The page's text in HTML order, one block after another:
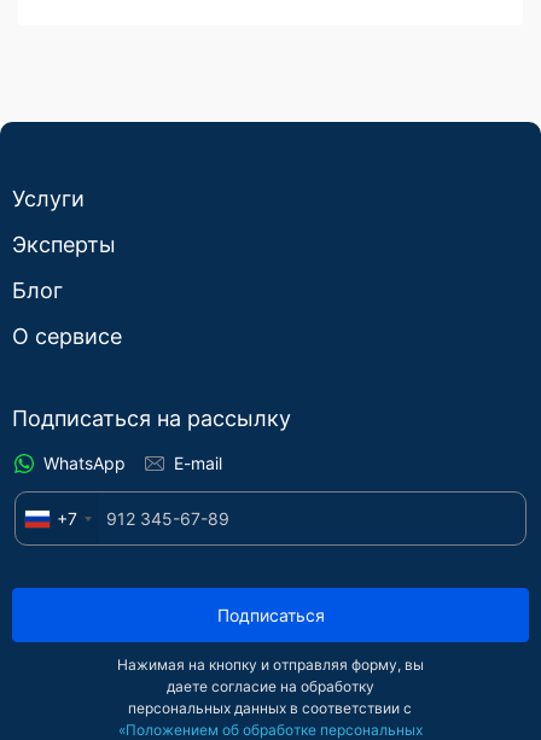
Услуги
Эксперты
Блог
О сервисе
Подписаться на рассылку
WhatsApp E-mail
+7
Подписаться
Нажимая на кнопку и отправляя форму, вы
даете согласие на обработку
персональных данных в соответствии с
«Положением об обработке персональных